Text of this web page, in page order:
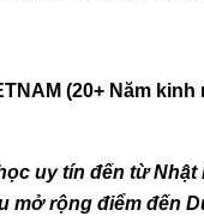
(20+ Năm kinh
uy tín đến từ Nhật
mở rộng điểm đến